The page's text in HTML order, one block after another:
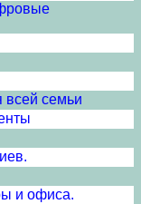
всей семьи
и офиса.